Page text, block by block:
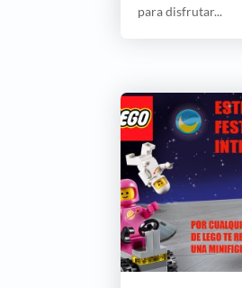
para disfrutar...